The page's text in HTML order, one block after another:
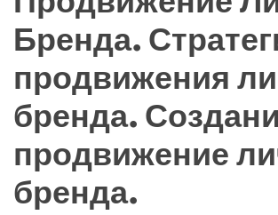
Бренда.
продвижения
бренда.
продвижение
бренда.